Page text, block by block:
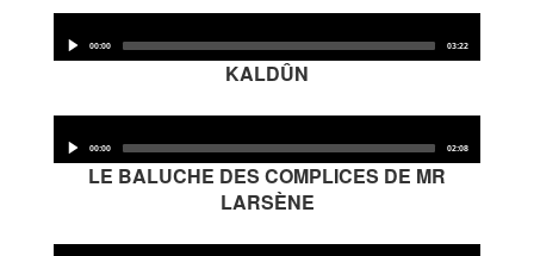
PÔLE DOCUMENTAIRE
Les Zébrures du printemps
Maison des auteurs·rices
Player
00:00 03:22
KALDÛN
Player
00:00 02:08
LE BALUCHE DES COMPLICES DE MR
LARSÈNE